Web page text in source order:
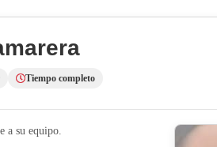
Tiempo completo
a su equipo.